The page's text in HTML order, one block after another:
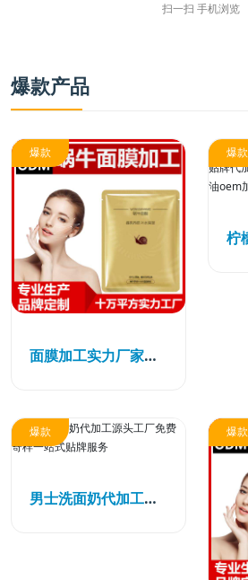
扫一扫 手机浏览
爆款产品
爆款
面膜加工实力厂家免费策划一站式贴牌加工服务
爆款
爆款
男士洗面奶代加工源头工厂免费寄样一站式贴牌服务
爆款